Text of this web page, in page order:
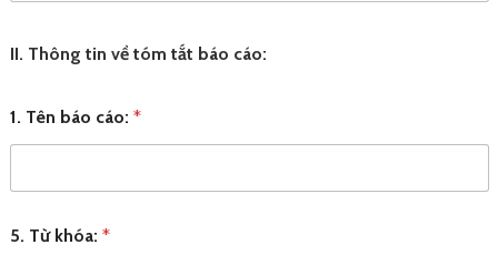
II. Thông tin về tóm tắt báo cáo:
1. Tên báo cáo: *
5. Từ khóa: *